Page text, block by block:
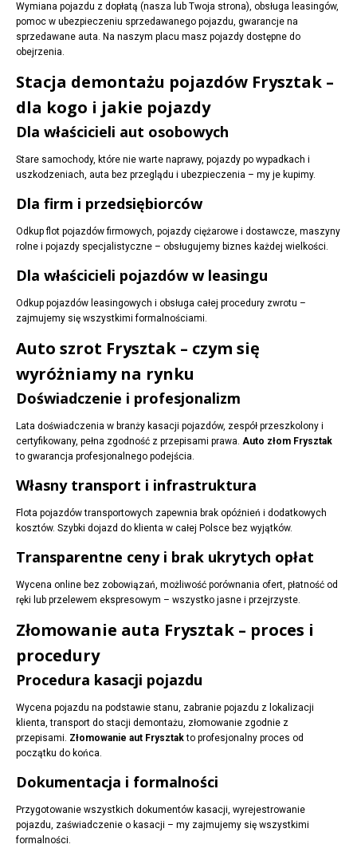
Wymiana pojazdu z dopłatą (nasza lub Twoja strona), obsługa leasingów,
pomoc w ubezpieczeniu sprzedawanego pojazdu, gwarancje na
sprzedawane auta. Na naszym placu masz pojazdy dostępne do
obejrzenia.
Stacja demontażu pojazdów Frysztak –
dla kogo i jakie pojazdy
Dla właścicieli aut osobowych
Stare samochody, które nie warte naprawy, pojazdy po wypadkach i
uszkodzeniach, auta bez przeglądu i ubezpieczenia – my je kupimy.
Dla firm i przedsiębiorców
Odkup flot pojazdów firmowych, pojazdy ciężarowe i dostawcze, maszyny
rolne i pojazdy specjalistyczne – obsługujemy biznes każdej wielkości.
Dla właścicieli pojazdów w leasingu
Odkup pojazdów leasingowych i obsługa całej procedury zwrotu –
zajmujemy się wszystkimi formalnościami.
Auto szrot Frysztak – czym się
wyróżniamy na rynku
Doświadczenie i profesjonalizm
Lata doświadczenia w branży kasacji pojazdów, zespół przeszkolony i
certyfikowany, pełna zgodność z przepisami prawa. Auto złom Frysztak
to gwarancja profesjonalnego podejścia.
Własny transport i infrastruktura
Flota pojazdów transportowych zapewnia brak opóźnień i dodatkowych
kosztów. Szybki dojazd do klienta w całej Polsce bez wyjątków.
Transparentne ceny i brak ukrytych opłat
Wycena online bez zobowiązań, możliwość porównania ofert, płatność od
ręki lub przelewem ekspresowym – wszystko jasne i przejrzyste.
Złomowanie auta Frysztak – proces i
procedury
Procedura kasacji pojazdu
Wycena pojazdu na podstawie stanu, zabranie pojazdu z lokalizacji
klienta, transport do stacji demontażu, złomowanie zgodnie z
przepisami. Złomowanie aut Frysztakto profesjonalny proces od
początku do końca.
Dokumentacja i formalności
Przygotowanie wszystkich dokumentów kasacji, wyrejestrowanie
pojazdu, zaświadczenie o kasacji – my zajmujemy się wszystkimi
formalności.